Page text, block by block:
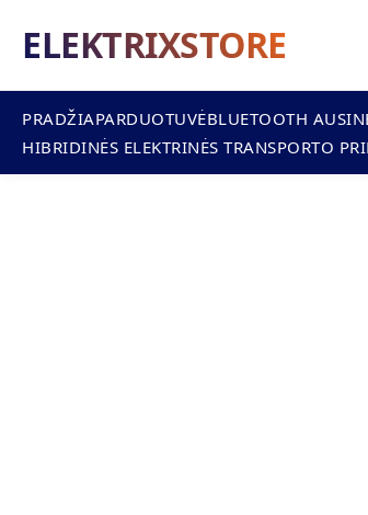
ELEKTRIXSTORE
PRADŽIAPARDUOTUVĖBLUETOOTH
HIBRIDINĖS ELEKTRINĖS TRANSPORTO
prie